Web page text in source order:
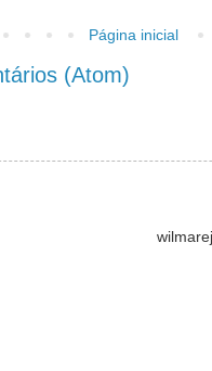
Página inicial
(Atom)